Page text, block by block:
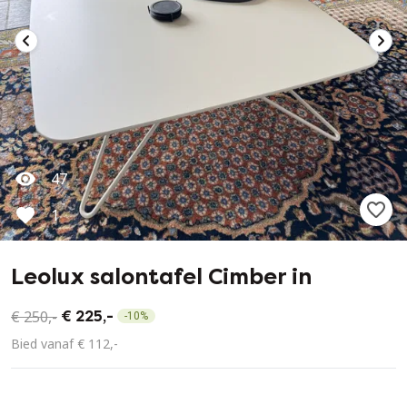
47
1
Leolux salontafel Cimber in
€ 250,- € 225,- -10%
Bied vanaf € 112,-